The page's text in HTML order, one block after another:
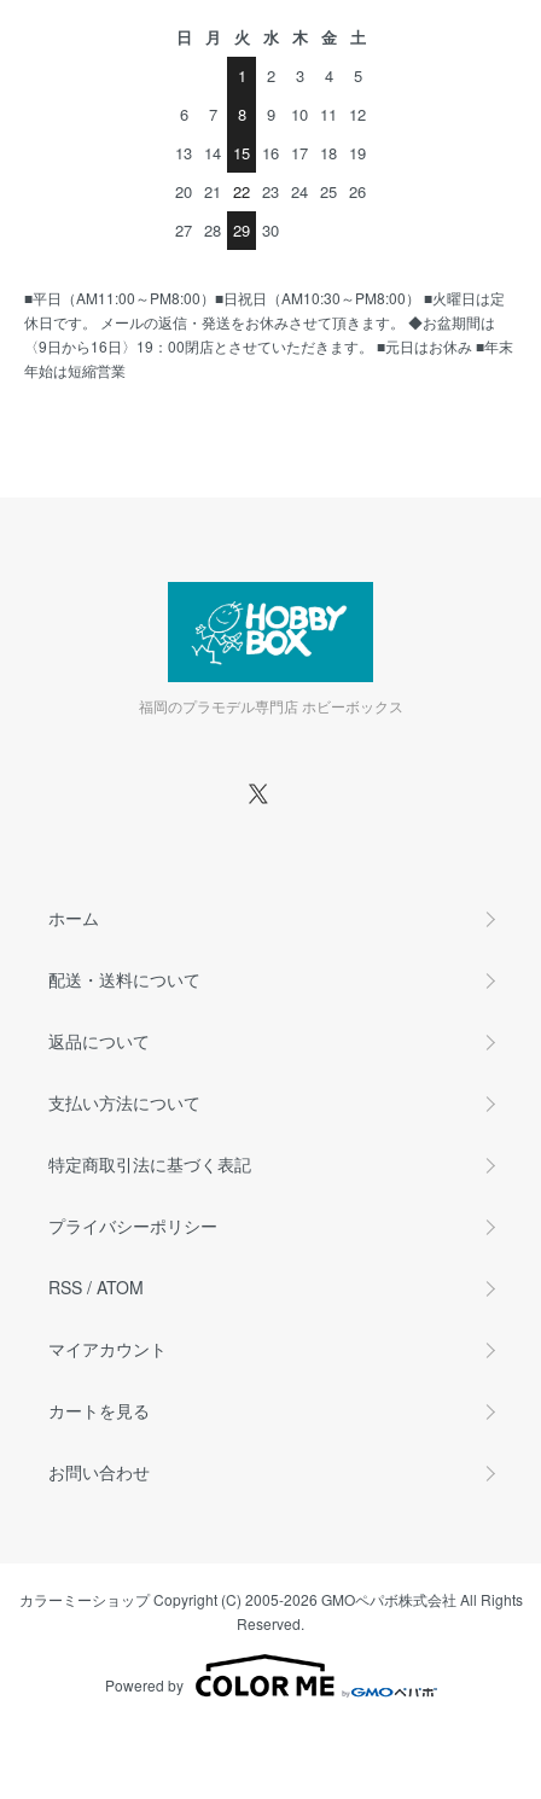
日 月 火 水 木 金
土
1
2 3 4
5
6
7 8 9 10 11
12
13 14 15 16 17 18 19
20 21 22 23 24 25 26
27 28 29 30
■平日（AM11:00～PM8:00）■日祝日（AM10:30～PM8:00） ■火曜日は定
休日です。 メールの返信・発送をお休みさせて頂きます。 ◆お盆期間は
〈9日から16日〉19：00閉店とさせていただきます。 ■元日はお休み ■年末
年始は短縮営業
福岡のプラモデル専門店 ホビーボックス
ホーム
配送・送料について
返品について
支払い方法について
特定商取引法に基づく表記
プライバシーポリシー
RSS / ATOM
マイアカウント
カートを見る
お問い合わせ
カラーミーショップCopyright (C) 2005-2026 GMOペパボ株式会社 All Rights
Reserved.
Powered by